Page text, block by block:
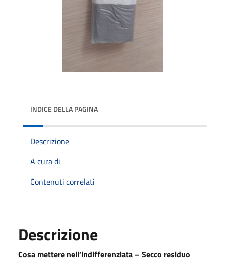
INDICE DELLA PAGINA
Descrizione
A cura di
Contenuti correlati
Descrizione
Cosa mettere nell’indifferenziata – Secco residuo